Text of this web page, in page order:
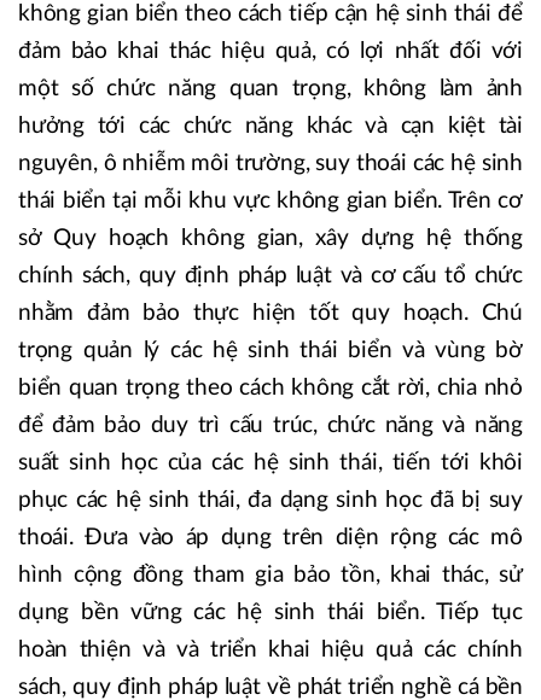
không gian biển theo cách tiếp cận hệ sinh thái để
đảm bảo khai thác hiệu quả, có lợi nhất đối với
một số chức năng quan trọng, không làm ảnh
hưởng tới các chức năng khác và cạn kiệt tài
nguyên, ô nhiễm môi trường, suy thoái các hệ sinh
thái biển tại mỗi khu vực không gian biển. Trên cơ
sở Quy hoạch không gian, xây dựng hệ thống
chính sách, quy định pháp luật và cơ cấu tổ chức
nhằm đảm bảo thực hiện tốt quy hoạch. Chú
trọng quản lý các hệ sinh thái biển và vùng bờ
biển quan trọng theo cách không cắt rời, chia nhỏ
để đảm bảo duy trì cấu trúc, chức năng và năng
suất sinh học của các hệ sinh thái, tiến tới khôi
phục các hệ sinh thái, đa dạng sinh học đã bị suy
thoái. Đưa vào áp dụng trên diện rộng các mô
hình cộng đồng tham gia bảo tồn, khai thác, sử
dụng bền vững các hệ sinh thái biển. Tiếp tục
hoàn thiện và và triển khai hiệu quả các chính
sách, quy định pháp luật về phát triển nghề cá bền